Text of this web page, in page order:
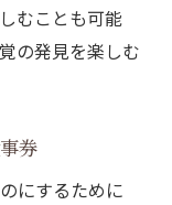
むことも可能
の発見を楽しむ
券
にするために